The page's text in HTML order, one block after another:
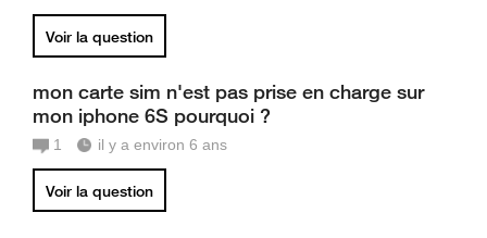
Voir la question
mon carte sim n'est pas prise en charge sur
mon iphone 6S pourquoi ?
1 il y a environ 6 ans
Voir la question